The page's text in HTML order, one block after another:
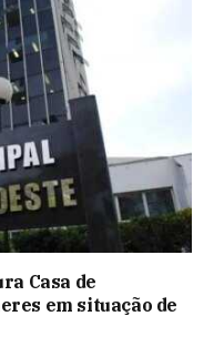
Casa de
em situação de